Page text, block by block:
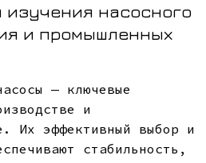
изучения насосного
и промышленных
— ключевые
и
Их эффективный выбор и
стабильность,